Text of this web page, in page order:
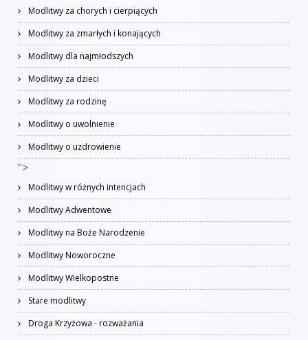
Modlitwy za chorych i cierpiących
Modlitwy za zmarłych i konających
Modlitwy dla najmłodszych
Modlitwy za dzieci
Modlitwy za rodzinę
Modlitwy o uwolnienie
Modlitwy o uzdrowienie
">
Modlitwy w różnych intencjach
Modlitwy Adwentowe
Modlitwy na Boże Narodzenie
Modlitwy Noworoczne
Modlitwy Wielkopostne
Stare modlitwy
Droga Krzyżowa - rozważania